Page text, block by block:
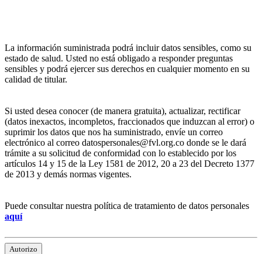
La información suministrada podrá incluir datos sensibles, como su
estado de salud. Usted no está obligado a responder preguntas
sensibles y podrá ejercer sus derechos en cualquier momento en su
calidad de titular.
Si usted desea conocer (de manera gratuita), actualizar, rectificar
(datos inexactos, incompletos, fraccionados que induzcan al error) o
suprimir los datos que nos ha suministrado, envíe un correo
electrónico al correo datospersonales@fvl.org.co donde se le dará
trámite a su solicitud de conformidad con lo establecido por los
artículos 14 y 15 de la Ley 1581 de 2012, 20 a 23 del Decreto 1377
de 2013 y demás normas vigentes.
Puede consultar nuestra política de tratamiento de datos personales
aquí
Autorizo